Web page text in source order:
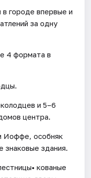
городе впервые и
за одну
4 формата в
и 5–6
центра.
Иоффе, особняк
знаковые здания.
кованые